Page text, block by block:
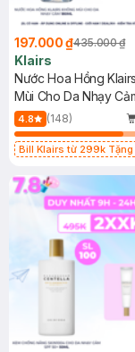
197.000 ₫435.000 ₫
Klairs
Nước Hoa Hồng
Mùi Cho Da Nhạy
4.8 (148)
Bill Klairs từ 299k Tặng
25ml (SL Có Hạn)